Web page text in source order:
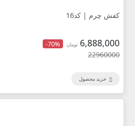
کفش چرم | کد16
6,888,000 تومان -70%
22960000
خرید محصول